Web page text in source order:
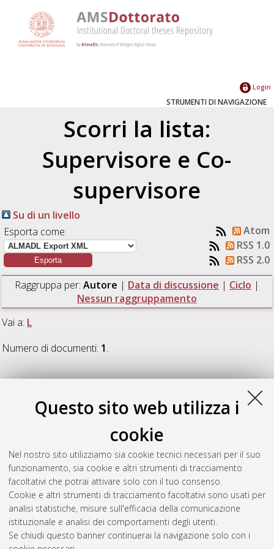
Questo sito web utilizza i
cookie
Nel nostro sito utilizziamo sia cookie tecnici necessari per il suo
funzionamento, sia cookie e altri strumenti di tracciamento
facoltativi che potrai attivare solo con il tuo consenso.
Cookie e altri strumenti di tracciamento facoltativi sono usati per
analisi statistiche, misure sull'efficacia della comunicazione
istituzionale e analisi dei comportamenti degli utenti.
Se chiudi questo banner continuerai la navigazione solo con i
Login
STRUMENTI DI NAVIGAZIONE
Scorri la lista:
Supervisore e Co-
supervisore
Su di un livello
Esporta come
Atom
RSS 1.0
RSS 2.0
Raggruppa per: Autore | Data di discussione | Ciclo |
Nessun raggruppamento
Vai a: L
Numero di documenti: 1.
L
Lorenz, Catherine(2024) Studies on optimization problems
with dynamically arriving information, [Dissertation thesis],
Alma Mater Studiorum Università di Bologna. Dottorato di
ricerca inIngegneria biomedica, elettrica e dei sistemi, 38
Ciclo. DOI 10.48676/unibo/amsdottorato/12266.
Questa lista e' stata generata il Thu Aug 6 20:46:46 2026